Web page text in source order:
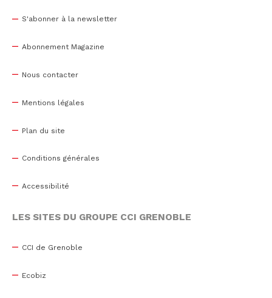
S'abonner à la newsletter
Abonnement Magazine
Nous contacter
Mentions légales
Plan du site
Conditions générales
Accessibilité
LES SITES DU GROUPE CCI GRENOBLE
CCI de Grenoble
Ecobiz